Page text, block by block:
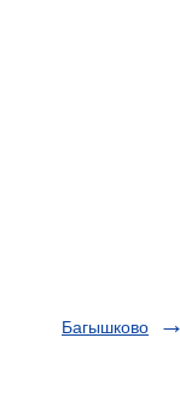
Багышково